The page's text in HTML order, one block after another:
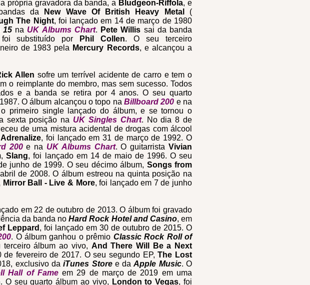
própria gravadora da banda, a Bludgeon-Riffola, e
da
New Wave Of British Heavy Metal
(
The Night, foi lançado em 14 de março de 1980
15na UK Albums Chart. Pete Willis sai da banda
substituído por Phil Collen. O seu terceiro
de 1983 pela Mercury Records, e alcançou a
Allen sofre um terrível acidente de carro e tem o
o reimplante do membro, mas sem sucesso. Todos
e a banda se retira por 4 anos. O seu quarto
O álbum alcançou o topo naBillboard 200 e na
primeiro single lançado do álbum, e se tornou o
sexta posição na UK Singles Chart. No dia 8 de
de uma mistura acidental de drogas com álcool
Adrenalize, foi lançado em 31 de março de 1992. O
200e na UK Albums Chart. O guitarristaVivian
Slang, foi lançado em 14 de maio de 1996. O seu
junho de 1999. O seu décimo álbum, Songs from
de 2008. O álbum estreou na quinta posição na
Mirror Ball - Live & More, foi lançado em 7 de junho
em 22 de outubro de 2013. O álbum foi gravado
da banda noHard Rock Hotel and Casino, em
Leppard , foi lançado em 30 de outubro de 2015. O
. O álbum ganhou o prêmio Classic Rock Roll of
terceiro álbum ao vivo, And There Will Be a Next
de fevereiro de 2017. O seu segundo EP,The Lost
exclusivo daiTunes Storee daApple Music. O
Hall of Fameem 29 de março de 2019 em uma
. O seu quarto álbum ao vivo, London to Vegas, foi